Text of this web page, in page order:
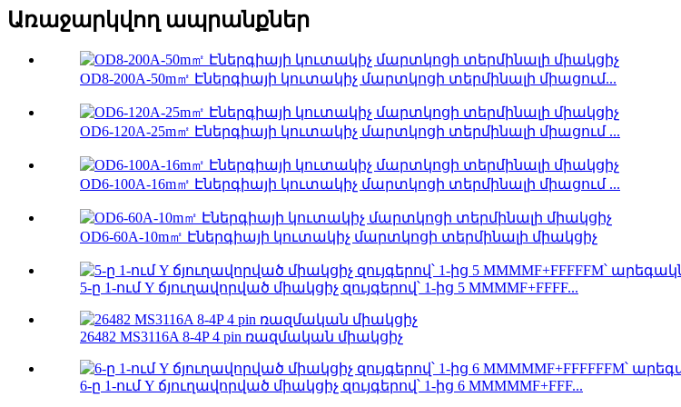
Առաջարկվող ապրանքներ
OD8-200A-50m㎡ Էներգիայի կուտակիչ մարտկոցի տերմինալի միացում...
OD6-120A-25m㎡ Էներգիայի կուտակիչ մարտկոցի տերմինալի միացում ...
OD6-100A-16m㎡ Էներգիայի կուտակիչ մարտկոցի տերմինալի միացում ...
OD6-60A-10m㎡ Էներգիայի կուտակիչ մարտկոցի տերմինալի միակցիչ
5-ը 1-ում Y ճյուղավորված միակցիչ զույգերով՝ 1-ից 5 MMMMF+FFFF...
26482 MS3116A 8-4P 4 pin ռազմական միակցիչ
6-ը 1-ում Y ճյուղավորված միակցիչ զույգերով՝ 1-ից 6 MMMMMF+FFF...